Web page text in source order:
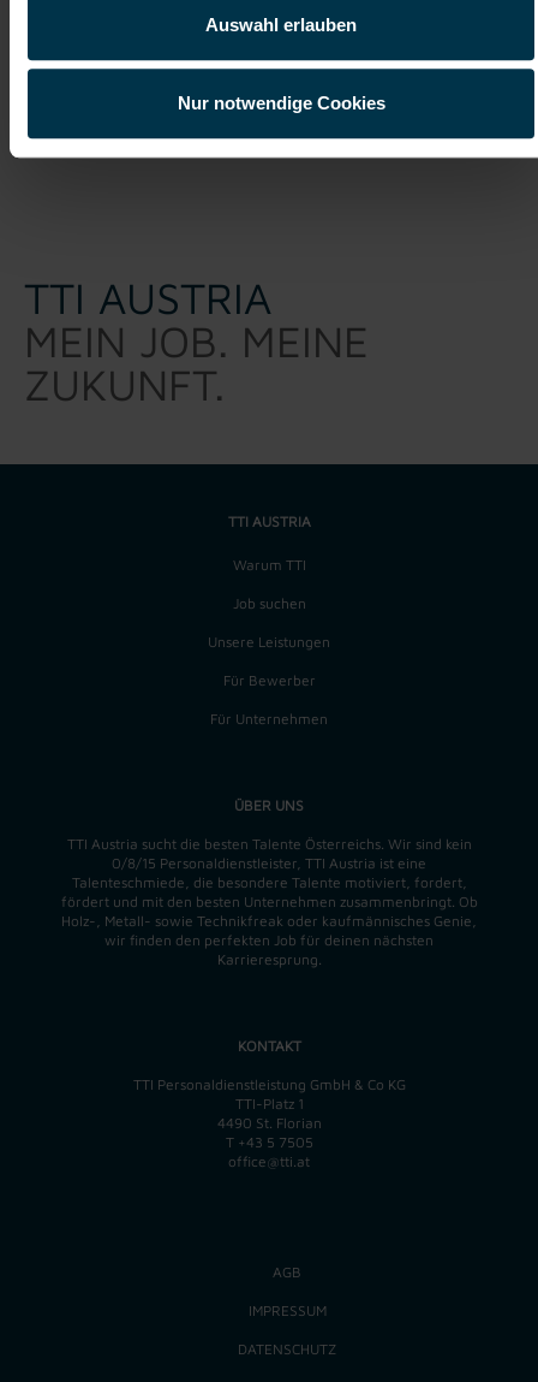
Auswahl erlauben
Nur notwendige Cookies
Job suchen
TTI AUSTRIA
MEIN JOB. MEINE
ZUKUNFT.
TTI AUSTRIA
Warum TTI
Job suchen
Unsere Leistungen
Für Bewerber
Für Unternehmen
ÜBER UNS
TTI Austria sucht die besten Talente Österreichs. Wir sind kein
0/8/15 Personaldienstleister, TTI Austria ist eine
Talenteschmiede, die besondere Talente motiviert, fordert,
fördert und mit den besten Unternehmen zusammenbringt. Ob
Holz-, Metall- sowie Technikfreak oder kaufmännisches Genie,
wir finden den perfekten Job für deinen nächsten
Karrieresprung.
KONTAKT
TTI Personaldienstleistung GmbH & Co KG
TTI-Platz 1
4490 St. Florian
T +43 5 7505
office@tti.at
AGB
IMPRESSUM
DATENSCHUTZ